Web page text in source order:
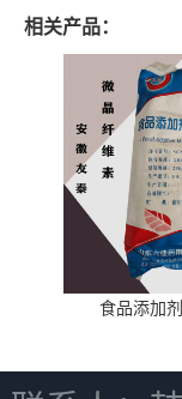
相关产品：
食品添加